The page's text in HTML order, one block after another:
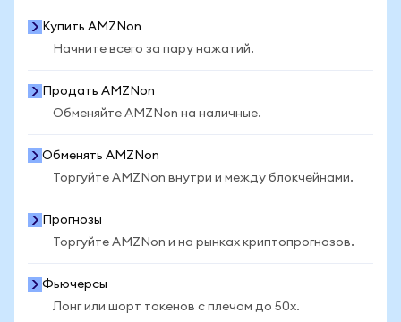
Купить AMZNon
Начните всего за пару нажатий.
Продать AMZNon
Обменяйте AMZNon на наличные.
Обменять AMZNon
Торгуйте AMZNon внутри и между блокчейнами.
Прогнозы
Торгуйте AMZNon и на рынках криптопрогнозов.
Фьючерсы
Лонг или шорт токенов с плечом до 50x.